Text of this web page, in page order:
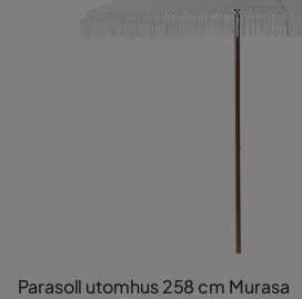
Parasoll utomhus 258 cm Murasa